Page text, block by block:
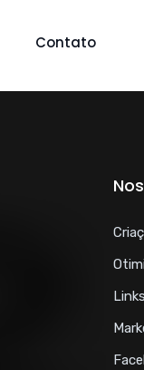
Contato